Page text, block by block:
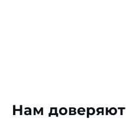
Нам доверяют